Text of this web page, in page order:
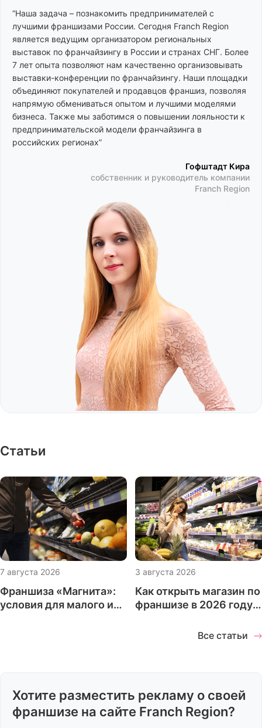
В
Вафли
Веб студии
Вебкам студии
Вегетарианское
питание
Вендинг
Визовые центры
Винные магазины
Виртуальная
реальность
Вок
Грузинская кухня
Груминг
Детейлинг центры
Детская одежда
Детские игрушки
Детские кафе
парикмахерские
Детские сады
Детские товары
Детское образование
Дизайн интерьера
Дискаунтеры, магазины
фикс. цен
Доставка еды
Доставка и
грузоперевозка
Е
ЕГЭ и ОГЭ
ЖКХ Журналы и издания
З
Интернет магазины
“Наша задача – познакомить предпринимателей с
лучшими франшизами России. Сегодня Franch Region
является ведущим организатором региональных
выставок по франчайзингу в России и странах СНГ. Более
7 лет опыта позволяют нам качественно организовывать
выставки-конференции по франчайзингу. Наши площадки
объединяют покупателей и продавцов франшиз, позволяя
напрямую обмениваться опытом и лучшими моделями
бизнеса. Также мы заботимся о повышении лояльности к
предпринимательской модели франчайзинга в
российских регионах”
Гофштадт Кира
собственник и руководитель компании
Franch Region
Статьи
7 августа 2026
Франшиза «Магнита»:
условия для малого и
3 августа 2026
Как открыть магазин по
франшизе в 2026 году:
запуска проектаВсе статьи
Хотите разместить рекламу о своей
франшизе на сайте Franch Region?